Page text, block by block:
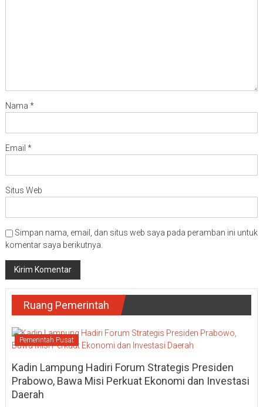
Nama *
Email *
Situs Web
Simpan nama, email, dan situs web saya pada peramban ini untuk
komentar saya berikutnya.
Ruang Pemerintah
Pemerintah Pusat
Kadin Lampung Hadiri Forum Strategis Presiden
Prabowo, Bawa Misi Perkuat Ekonomi dan Investasi
Daerah